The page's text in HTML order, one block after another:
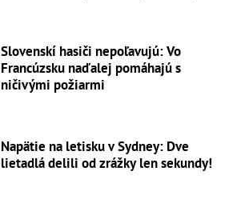
Slovenskí hasiči nepoľavujú: Vo
Francúzsku naďalej pomáhajú s
ničivými požiarmi
Napätie na letisku v Sydney: Dve
lietadlá delili od zrážky len sekundy!